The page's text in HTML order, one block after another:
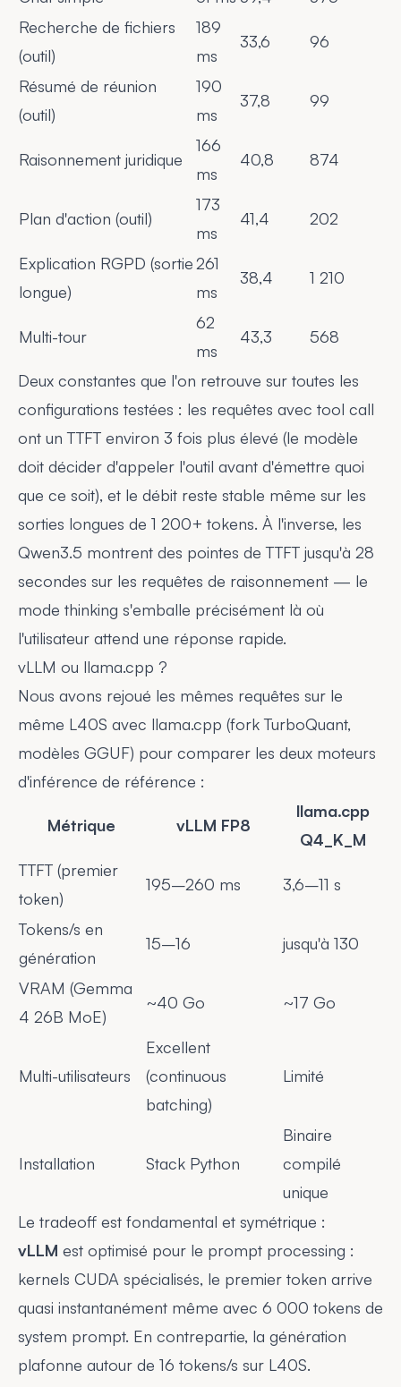
Recherche de fichiers
(outil)
189
ms
33,6 96
Résumé de réunion
(outil)
190
ms
37,8 99
Raisonnement juridique
166
ms
40,8 874
Plan d'action (outil)
173
ms
41,4 202
Explication RGPD (sortie
longue)
261
ms
38,4 1 210
Multi-tour
62
ms
43,3 568
Deux constantes que l'on retrouve sur toutes les
configurations testées : les requêtes avec tool call
ont un TTFT environ 3 fois plus élevé (le modèle
doit décider d'appeler l'outil avant d'émettre quoi
que ce soit), et le débit reste stable même sur les
sorties longues de 1 200+ tokens. À l'inverse, les
Qwen3.5 montrent des pointes de TTFT jusqu'à 28
secondes sur les requêtes de raisonnement — le
mode thinking s'emballe précisément là où
l'utilisateur attend une réponse rapide.
vLLM ou llama.cpp ?
Nous avons rejoué les mêmes requêtes sur le
même L40S avec llama.cpp (fork TurboQuant,
modèles GGUF) pour comparer les deux moteurs
d'inférence de référence :
Métrique vLLM FP8
llama.cpp
Q4_K_M
TTFT (premier
token)
195–260 ms 3,6–11 s
Tokens/s en
génération
15–16 jusqu'à 130
VRAM (Gemma
4 26B MoE)
~40 Go ~17 Go
Multi-utilisateurs
Excellent
(continuous
batching)
Limité
Installation Stack Python
Binaire
compilé
unique
Le tradeoff est fondamental et symétrique :
vLLM est optimisé pour le prompt processing :
kernels CUDA spécialisés, le premier token arrive
quasi instantanément même avec 6 000 tokens de
system prompt. En contrepartie, la génération
plafonne autour de 16 tokens/s sur L40S.